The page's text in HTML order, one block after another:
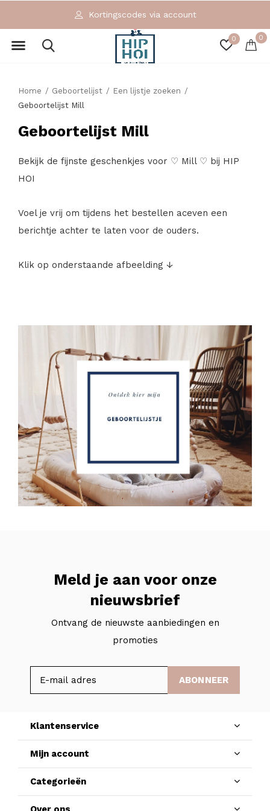
0 0
Kortingscodes via account
Home Geboortelijst
Een lijstje zoeken
Geboortelijst Mill
Geboortelijst Mill
Bekijk de fijnste geschenkjes voor ♡ Mill ♡ bij HIP
HOI
Voel je vrij om tijdens het bestellen aceven een
berichtje achter te laten voor de ouders.
Klik op onderstaande afbeelding ↓
Meld je aan voor onze
nieuwsbrief
Ontvang de nieuwste aanbiedingen en
promoties
ABONNEER
Klantenservice
Mijn account
Categorieën